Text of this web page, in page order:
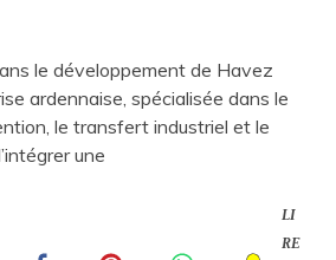
le développement de Havez
ardennaise, spécialisée dans le
le transfert industriel et le
une
LI
RE